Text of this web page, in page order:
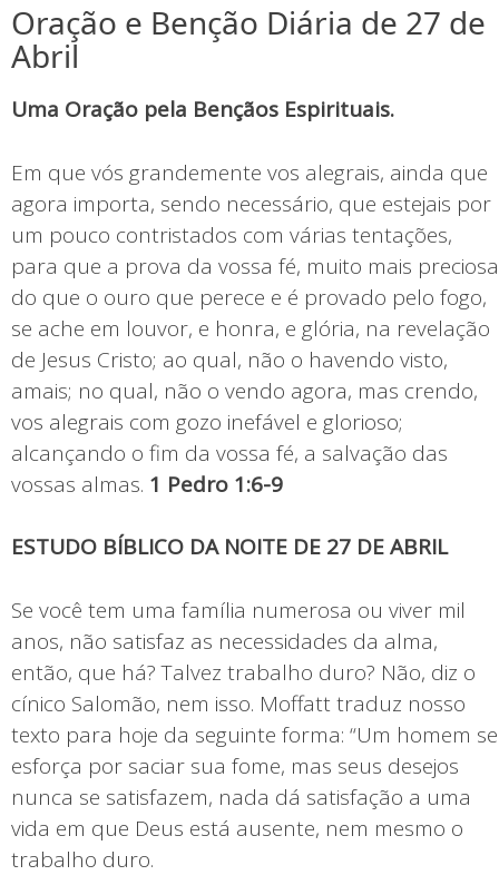
Oração e Benção Diária de 27 de
Abril
Uma Oração pela Bençãos Espirituais.
Em que vós grandemente vos alegrais, ainda que
agora importa, sendo necessário, que estejais por
um pouco contristados com várias tentações,
para que a prova da vossa fé, muito mais preciosa
do que o ouro que perece e é provado pelo fogo,
se ache em louvor, e honra, e glória, na revelação
de Jesus Cristo; ao qual, não o havendo visto,
amais; no qual, não o vendo agora, mas crendo,
vos alegrais com gozo inefável e glorioso;
alcançando o fim da vossa fé, a salvação das
vossas almas. 1 Pedro 1:6-9
ESTUDO BÍBLICO DA NOITE DE 27 DE ABRIL
Se você tem uma família numerosa ou viver mil
anos, não satisfaz as necessidades da alma,
então, que há? Talvez trabalho duro? Não, diz o
cínico Salomão, nem isso. Moffatt traduz nosso
texto para hoje da seguinte forma: “Um homem se
esforça por saciar sua fome, mas seus desejos
nunca se satisfazem, nada dá satisfação a uma
vida em que Deus está ausente, nem mesmo o
trabalho duro.